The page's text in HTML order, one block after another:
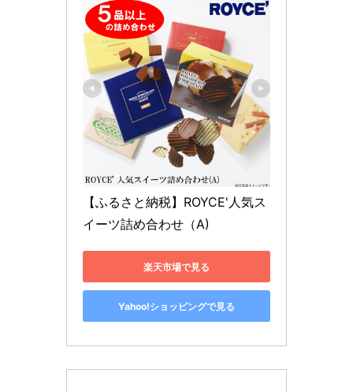
【ふるさと納税】ROYCE'人気ス
イーツ詰め合わせ（A)
楽天市場で見る
Yahoo!ショッピングで見る